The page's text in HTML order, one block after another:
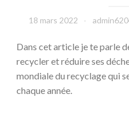
18 mars 2022
Dans cet article je te parle
recycler et réduire ses
mondiale du recyclage qui
chaque année.